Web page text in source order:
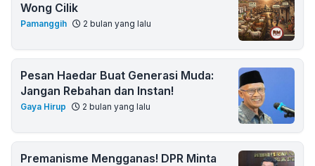
Wong Cilik
Pamanggih 2 bulan yang lalu
Pesan Haedar Buat Generasi Muda:
Jangan Rebahan dan Instan!
Gaya Hirup 2 bulan yang lalu
Premanisme Mengganas! DPR Minta